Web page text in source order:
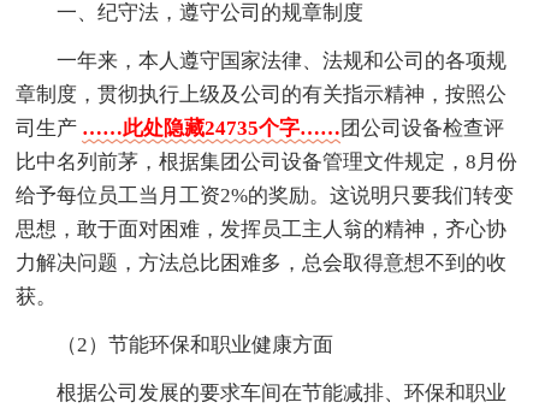
一、纪守法，遵守公司的规章制度
一年来，本人遵守国家法律、法规和公司的各项规
章制度，贯彻执行上级及公司的有关指示精神，按照公
司生产 ……此处隐藏24735个字…… 团公司设备检查评
比中名列前茅，根据集团公司设备管理文件规定，8月份
给予每位员工当月工资2%的奖励。这说明只要我们转变
思想，敢于面对困难，发挥员工主人翁的精神，齐心协
力解决问题，方法总比困难多，总会取得意想不到的收
获。
（2）节能环保和职业健康方面
根据公司发展的要求车间在节能减排、环保和职业